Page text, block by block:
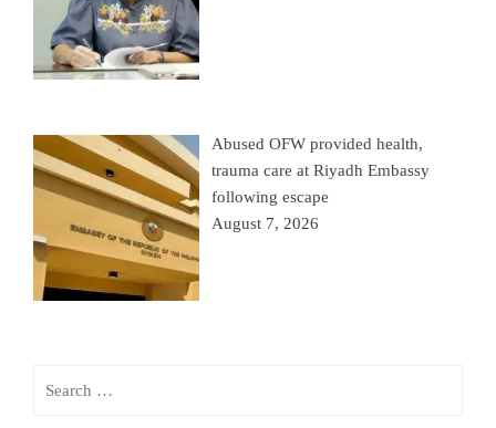
Abused OFW provided health,
trauma care at Riyadh Embassy
following escape
August 7, 2026